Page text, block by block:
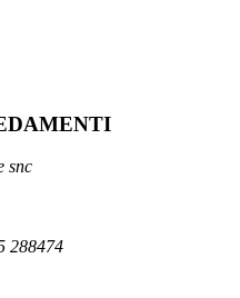
snc
288474